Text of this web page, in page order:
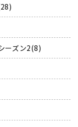
ーズン2(8)